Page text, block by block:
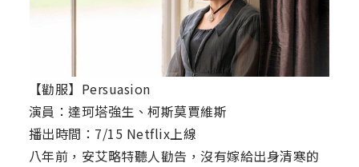
【勸服】Persuasion
演員：達珂塔強生、柯斯莫賈維斯
播出時間：7/15 Netflix上線
八年前，安艾略特聽人勸告，沒有嫁給出身清寒的